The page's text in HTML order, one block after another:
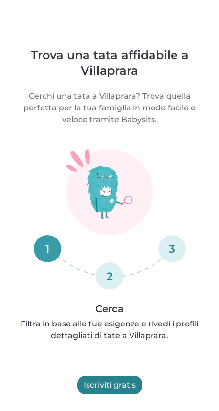
Trova una tata affidabile a
Villaprara
Cerchi una tata a Villaprara? Trova quella
perfetta per la tua famiglia in modo facile e
veloce tramite Babysits.
1
2
3
Cerca
Filtra in base alle tue esigenze e rivedi i profili
dettagliati di tate a Villaprara.
Iscriviti gratis